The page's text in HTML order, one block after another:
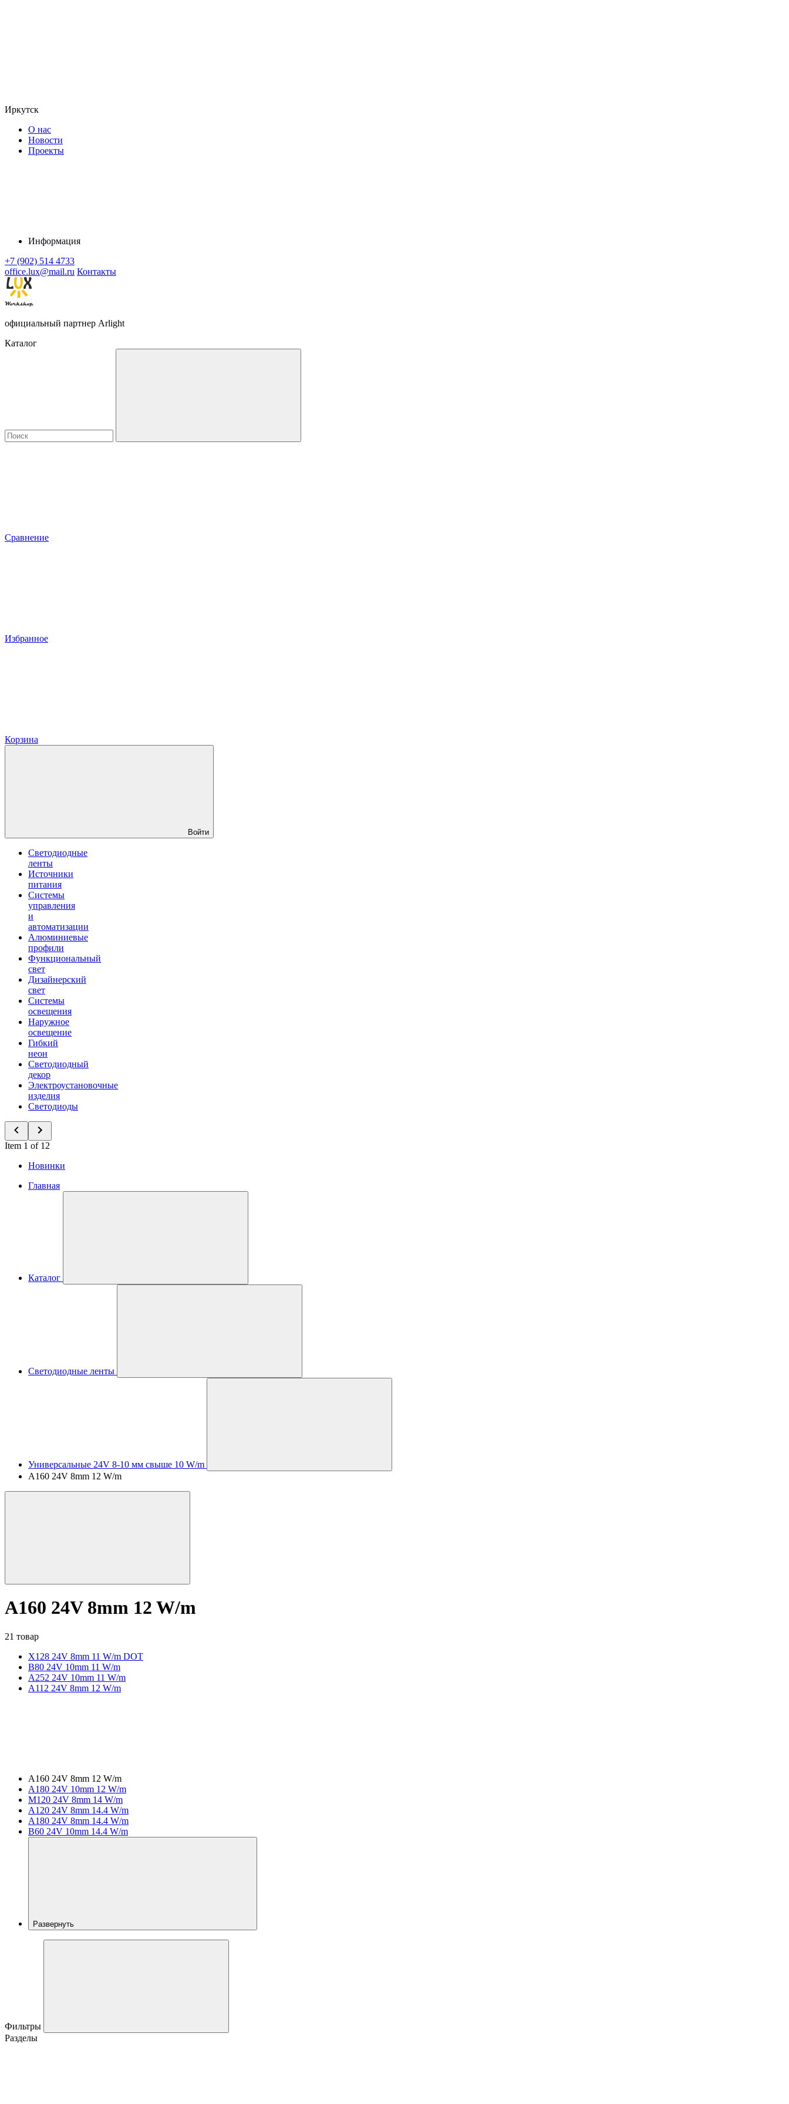
Иркутск
О нас
Новости
Проекты
Информация
+7 (902) 514 4733
office.lux@mail.ru Контакты
официальный партнер Arlight
Каталог
Сравнение
Избранное
Корзина
Войти
Светодиодные
ленты
Источники
питания
Системы
управления
и
автоматизации
Алюминиевые
профили
Функциональный
свет
Дизайнерский
свет
Системы
освещения
Наружное
освещение
Гибкий
неон
Светодиодный
декор
Электроустановочные
изделия
Светодиоды
Item 1 of 12
Новинки
Главная
Каталог
Светодиодные ленты
Универсальные 24V 8-10 мм свыше 10 W/m
A160 24V 8mm 12 W/m
A160 24V 8mm 12 W/m
21 товар
X128 24V 8mm 11 W/m DOT
B80 24V 10mm 11 W/m
A252 24V 10mm 11 W/m
A112 24V 8mm 12 W/m
A160 24V 8mm 12 W/m
A180 24V 10mm 12 W/m
M120 24V 8mm 14 W/m
A120 24V 8mm 14.4 W/m
A180 24V 8mm 14.4 W/m
B60 24V 10mm 14.4 W/m
Развернуть
Фильтры
Разделы